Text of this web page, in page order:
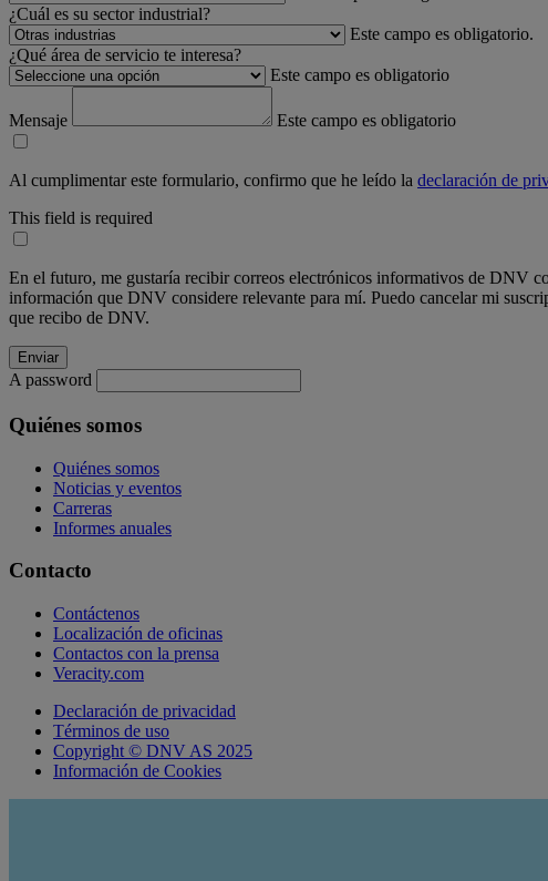
¿Cuál es su sector industrial?
Este campo es obligatorio.
¿Qué área de servicio te interesa?
Este campo es obligatorio
Mensaje Este campo es obligatorio
Al cumplimentar este formulario, confirmo que he leído la declaración de
This field is required
En el futuro, me gustaría recibir correos electrónicos informativos de DNV
información que DNV considere relevante para mí. Puedo cancelar mi
que recibo de DNV.
A password
Quiénes somos
Quiénes somos
Noticias y eventos
Carreras
Informes anuales
Contacto
Contáctenos
Localización de oficinas
Contactos con la prensa
Veracity.com
Declaración de privacidad
Términos de uso
Copyright © DNV AS 2025
Información de Cookies